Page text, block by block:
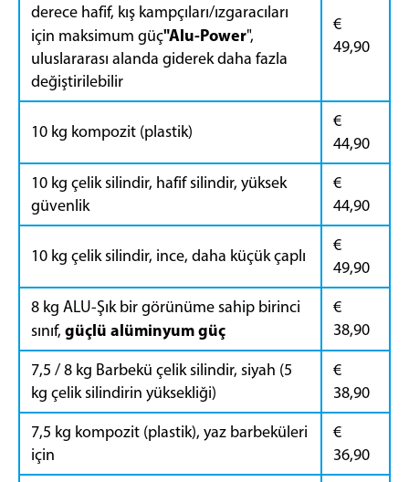
derece hafif, kış kampçıları/ızgaracıları
için maksimum güç"Alu-Power",
uluslararası alanda giderek daha fazla
değiştirilebilir
€
49,90
10 kg kompozit (plastik)
€
44,90
10 kg çelik silindir, hafif silindir, yüksek
güvenlik
€
44,90
10 kg çelik silindir, ince, daha küçük çaplı
€
49,90
8 kg ALU-Şık bir görünüme sahip birinci
sınıf, güçlü alüminyum güç
€
38,90
7,5 / 8 kg Barbekü çelik silindir, siyah (5
kg çelik silindirin yüksekliği)
€
38,90
7,5 kg kompozit (plastik), yaz barbeküleri
için
€
36,90